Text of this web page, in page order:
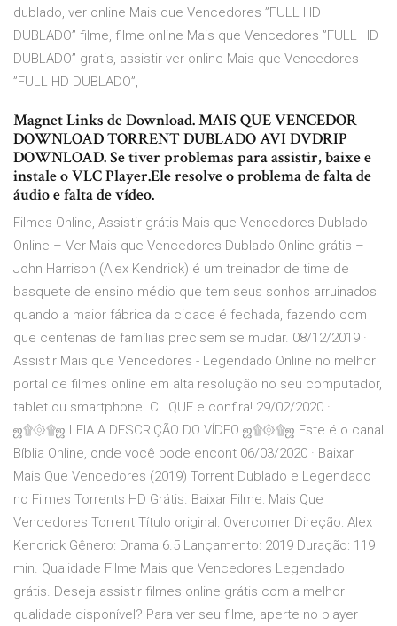
dublado, ver online Mais que Vencedores ”FULL HD
DUBLADO” filme, filme online Mais que Vencedores ”FULL HD
DUBLADO” gratis, assistir ver online Mais que Vencedores
”FULL HD DUBLADO”,
Magnet Links de Download. MAIS QUE VENCEDOR
DOWNLOAD TORRENT DUBLADO AVI DVDRIP
DOWNLOAD. Se tiver problemas para assistir, baixe e
instale o VLC Player.Ele resolve o problema de falta de
áudio e falta de vídeo.
Filmes Online, Assistir grátis Mais que Vencedores Dublado
Online – Ver Mais que Vencedores Dublado Online grátis –
John Harrison (Alex Kendrick) é um treinador de time de
basquete de ensino médio que tem seus sonhos arruinados
quando a maior fábrica da cidade é fechada, fazendo com
que centenas de famílias precisem se mudar. 08/12/2019 ·
Assistir Mais que Vencedores - Legendado Online no melhor
portal de filmes online em alta resolução no seu computador,
tablet ou smartphone. CLIQUE e confira! 29/02/2020 ·
ஜ۩۞۩ஜ LEIA A DESCRIÇÃO DO VÍDEO ஜ۩۞۩ஜ Este é o canal
Bíblia Online, onde você pode encont 06/03/2020 · Baixar
Mais Que Vencedores (2019) Torrent Dublado e Legendado
no Filmes Torrents HD Grátis. Baixar Filme: Mais Que
Vencedores Torrent Título original: Overcomer Direção: Alex
Kendrick Gênero: Drama 6.5 Lançamento: 2019 Duração: 119
min. Qualidade Filme Mais que Vencedores Legendado
grátis. Deseja assistir filmes online grátis com a melhor
qualidade disponível? Para ver seu filme, aperte no player